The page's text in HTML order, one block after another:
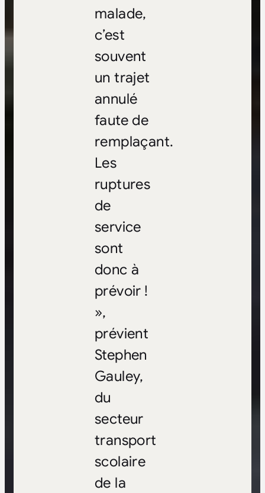
malade,
c’est
souvent
un trajet
annulé
faute de
remplaçant.
Les
ruptures
de
service
sont
donc à
prévoir !
»,
prévient
Stephen
Gauley,
du
secteur
transport
scolaire
de la